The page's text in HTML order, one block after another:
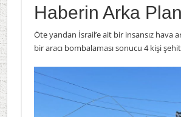
Haberin Arka
Öte yandan İsrail’e ait bir insansız hava
bir aracı bombalaması sonucu 4 kişi